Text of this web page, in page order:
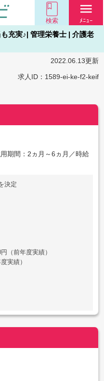
検索
menu
ﾒﾆｭｰ
充実♪| 管理栄養士 | 介護老
2022.06.13更新
求人ID：1589-ei-ke-f2-keif
期間：2ヵ月～6ヵ月／時給
決定
（前年度実績）
実績）